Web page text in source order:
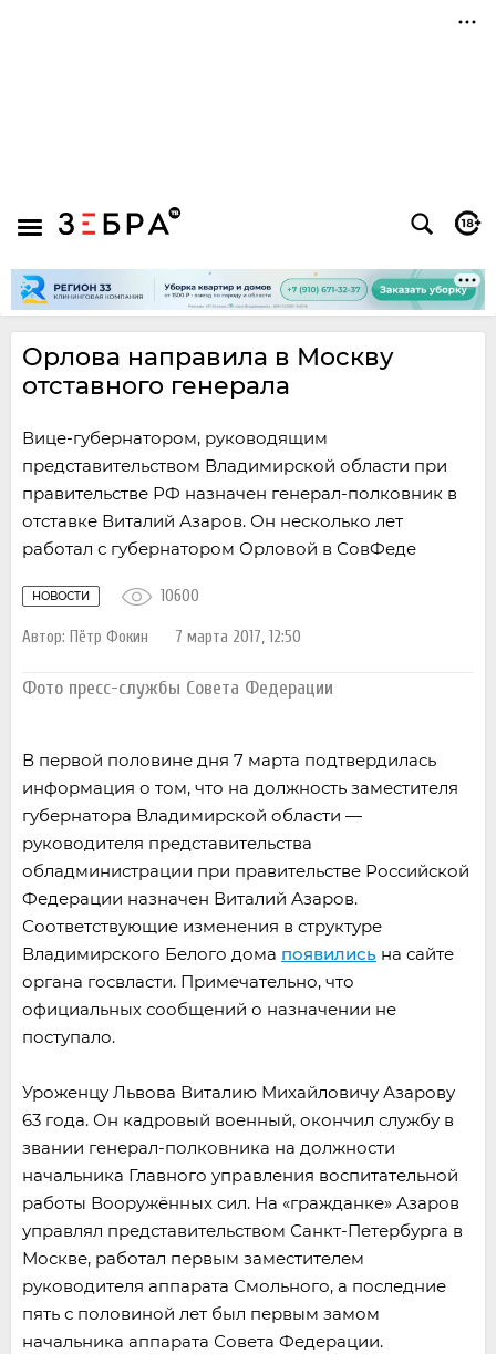
Орлова направила в Москву
отставного генерала
Вице-губернатором, руководящим
представительством Владимирской области при
правительстве РФ назначен генерал-полковник в
отставке Виталий Азаров. Он несколько лет
работал с губернатором Орловой в СовФеде
НОВОСТИ
Автор: Пётр Фокин 7 марта 2017, 12:50
10600
Фото пресс-службы Совета Федерации
В первой половине дня 7 марта подтвердилась
информация о том, что на должность заместителя
губернатора Владимирской области —
руководителя представительства
обладминистрации при правительстве Российской
Федерации назначен Виталий Азаров.
Соответствующие изменения в структуре
Владимирского Белого дома появились на сайте
органа госвласти. Примечательно, что
официальных сообщений о назначении не
поступало.
Уроженцу Львова Виталию Михайловичу Азарову
63 года. Он кадровый военный, окончил службу в
звании генерал-полковника на должности
начальника Главного управления воспитательной
работы Вооружённых сил. На «гражданке» Азаров
управлял представительством Санкт-Петербурга в
Москве, работал первым заместителем
руководителя аппарата Смольного, а последние
пять с половиной лет был первым замом
начальника аппарата Совета Федерации.